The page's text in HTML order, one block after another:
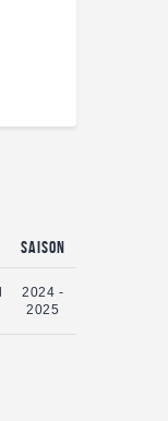
Saison
2024 -
2025